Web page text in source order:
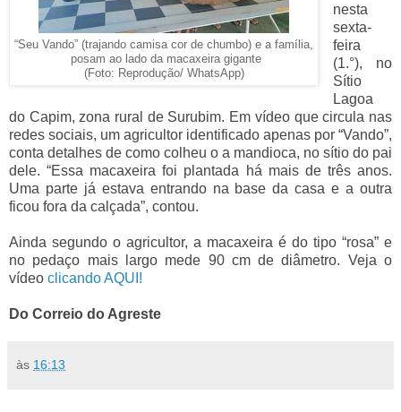
“Seu Vando” (trajando camisa cor de chumbo) e a família,
posam ao lado da macaxeira gigante
(Foto: Reprodução/ WhatsApp)
nesta
sexta-
feira
(1.°), no
Sítio
Lagoa
do Capim, zona rural de Surubim. Em vídeo que circula nas
redes sociais, um agricultor identificado apenas por “Vando”,
conta detalhes de como colheu o a mandioca, no sítio do pai
dele. “Essa macaxeira foi plantada há mais de três anos.
Uma parte já estava entrando na base da casa e a outra
ficou fora da calçada”, contou.
Ainda segundo o agricultor, a macaxeira é do tipo “rosa” e
no pedaço mais largo mede 90 cm de diâmetro. Veja o
vídeo clicando AQUI!
Do Correio do Agreste
às 16:13